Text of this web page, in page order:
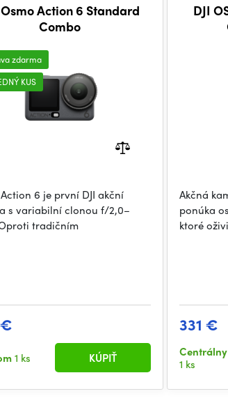
Osmo Action 6 Standard
Combo
zdarma
KUS
6 je první DJI akční
s variabilní clonou f/2,0–
tradičním
1 ks KÚPIŤ
DJI
Akčná
ponúka
ktoré
331 €
1 ks